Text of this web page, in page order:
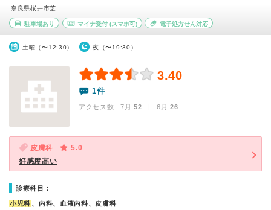
奈良県桜井市芝
駐車場あり マイナ受付(スマホ可) 電子処方せん対応
土曜（〜12:30） 夜（〜19:30）
3.40
1件
アクセス数 7月:52 | 6月:26
皮膚科
5.0
好感度高い
診療科目：
小児科 、内科、血液内科、皮膚科